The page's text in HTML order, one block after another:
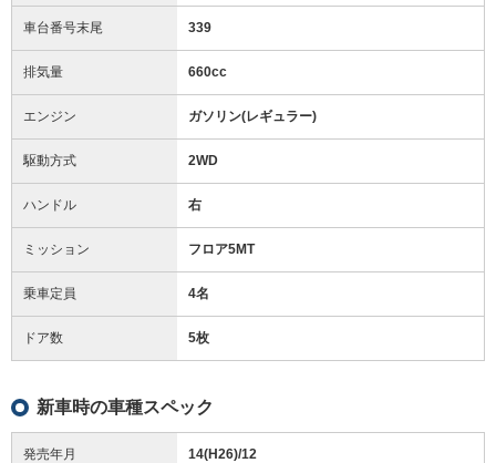
車台番号末尾 339
排気量 660cc
エンジン ガソリン(レギュラー)
駆動方式 2WD
ハンドル 右
ミッション フロア5MT
乗車定員 4名
ドア数 5枚
新車時の車種スペック
発売年月 14(H26)/12